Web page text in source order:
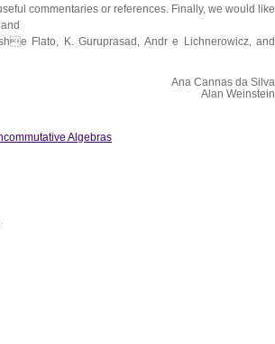
commentaries or references. Finally, we would like
Flato, K. Guruprasad, Andr e Lichnerowicz, and
Ana Cannas da Silva
Alan Weinstein
Algebras